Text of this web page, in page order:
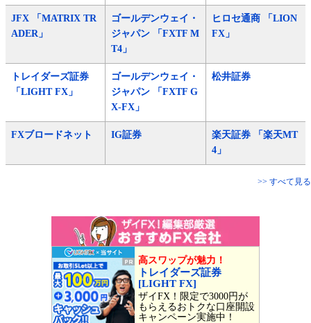
JFX 「MATRIX TR
ADER」
ゴールデンウェイ・
ジャパン 「FXTF M
T4」
ヒロセ通商 「LION
FX」
トレイダーズ証券
「LIGHT FX」
ゴールデンウェイ・
ジャパン 「FXTF G
X-FX」
松井証券
FXブロードネット IG証券
楽天証券 「楽天MT
4」
>> すべて見る
高スワップが魅力！
トレイダーズ証券
[LIGHT FX]
ザイFX！限定で3000円が
もらえるおトクな口座開設
キャンペーン実施中！